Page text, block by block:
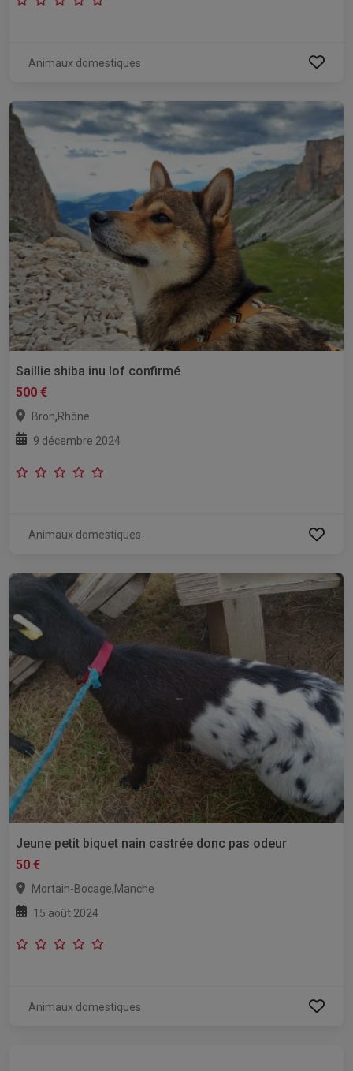
Animaux domestiques
Saillie shiba inu lof confirmé
500 €
Bron,Rhône
9 décembre 2024
Animaux domestiques
Jeune petit biquet nain castrée donc pas odeur
50 €
Mortain-Bocage,Manche
15 août 2024
Animaux domestiques